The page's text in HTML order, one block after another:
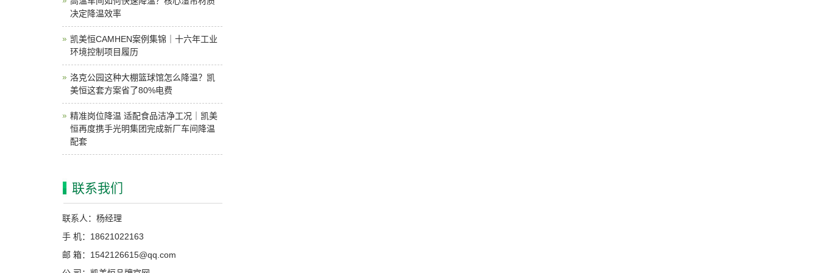
决定降温效率
凯美恒CAMHEN案例集锦｜十六年工业
环境控制项目履历
洛克公园这种大棚篮球馆怎么降温？凯
美恒这套方案省了80%电费
精准岗位降温 适配食品洁净工况｜凯美
恒再度携手光明集团完成新厂车间降温
配套
联系我们
联系人：杨经理
手 机：18621022163
邮 箱：1542126615@qq.com